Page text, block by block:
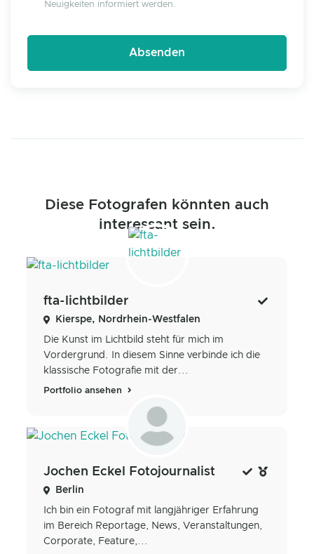
Neuigkeiten informiert werden.
Diese Fotografen könnten auch
interessant sein.
fta-lichtbilder
Kierspe, Nordrhein-Westfalen
Die Kunst im Lichtbild steht für mich im
Vordergrund. In diesem Sinne verbinde ich die
klassische Fotografie mit der...
Portfolio ansehen
Jochen Eckel Fotojournalist
Berlin
Ich bin ein Fotograf mit langjähriger Erfahrung
im Bereich Reportage, News, Veranstaltungen,
Corporate, Feature,...